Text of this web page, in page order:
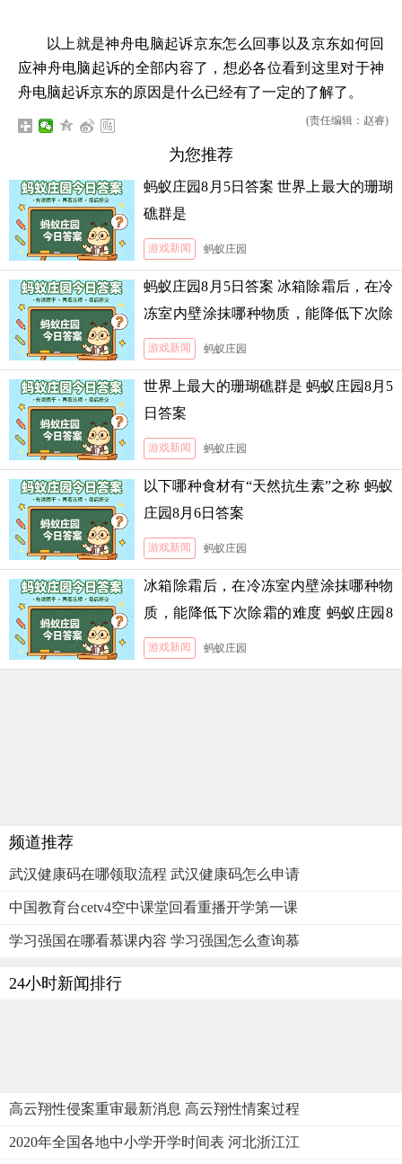
以上就是神舟电脑起诉京东怎么回事以及京东如何回
应神舟电脑起诉的全部内容了，想必各位看到这里对于神
舟电脑起诉京东的原因是什么已经有了一定的了解了。
(责任编辑：赵睿)
为您推荐
蚂蚁庄园8月5日答案 世界上最大的珊瑚
礁群是
游戏新闻 蚂蚁庄园
蚂蚁庄园8月5日答案 冰箱除霜后，在冷
冻室内壁涂抹哪种物质，能降低下次除
霜的难度
游戏新闻 蚂蚁庄园
世界上最大的珊瑚礁群是 蚂蚁庄园8月5
日答案
游戏新闻 蚂蚁庄园
以下哪种食材有“天然抗生素”之称 蚂蚁
庄园8月6日答案
游戏新闻 蚂蚁庄园
冰箱除霜后，在冷冻室内壁涂抹哪种物
质，能降低下次除霜的难度 蚂蚁庄园8
月5日答案
游戏新闻 蚂蚁庄园
频道推荐
武汉健康码在哪领取流程 武汉健康码怎么申请
中国教育台cetv4空中课堂回看重播开学第一课
学习强国在哪看慕课内容 学习强国怎么查询慕
24小时新闻排行
高云翔性侵案重审最新消息 高云翔性情案过程
2020年全国各地中小学开学时间表 河北浙江江